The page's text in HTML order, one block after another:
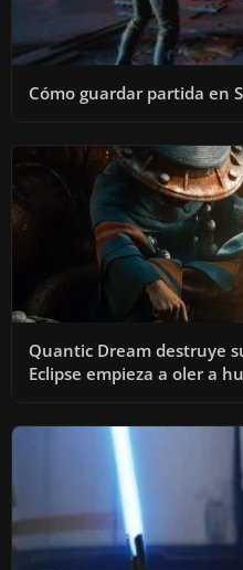
Cómo guardar partida en
Quantic Dream destruye
Eclipse empieza a oler a